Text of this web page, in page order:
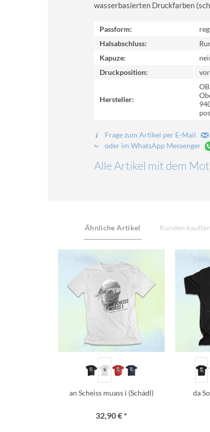
wasserbasierten Druckfarben
Passform:
Halsabschluss:
Kapuze:
Druckposition:
Hersteller:
Frage zum Artikel per E-Mail
oder im WhatsApp Messenger
Alle Artikel mit dem
Ähnliche Artikel Kunden
an Scheiss muass i (Schädl)
32,90 € *
da